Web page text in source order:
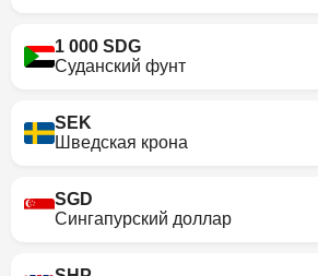
1 000 SDG
Суданский фунт
SEK
Шведская крона
SGD
Сингапурский доллар